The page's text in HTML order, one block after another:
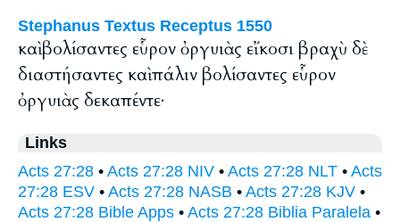
Stephanus Textus Receptus 1550
καὶ βολίσαντες εὗρον ὀργυιὰς εἴκοσι βραχὺ δὲ
διαστήσαντες καὶ πάλιν βολίσαντες εὗρον
ὀργυιὰς δεκαπέντε·
Links
Acts 27:28 • Acts 27:28 NIV • Acts 27:28 NLT • Acts
27:28 ESV • Acts 27:28 NASB • Acts 27:28 KJV •
Acts 27:28 Bible Apps • Acts 27:28 Biblia Paralela •